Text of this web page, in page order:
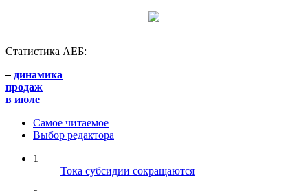
Статистика АЕБ:
– динамика
продаж
в июле
Самое читаемое
Выбор редактора
1
Тока субсидии сокращаются